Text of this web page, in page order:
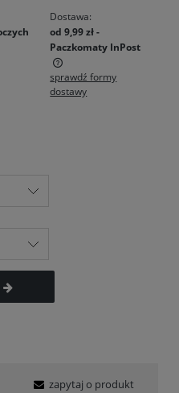
Dostawa:
od 9,99 zł-
Paczkomaty InPost
kosztów płatności
sprawdź formy
dostawy
zapytaj o produkt